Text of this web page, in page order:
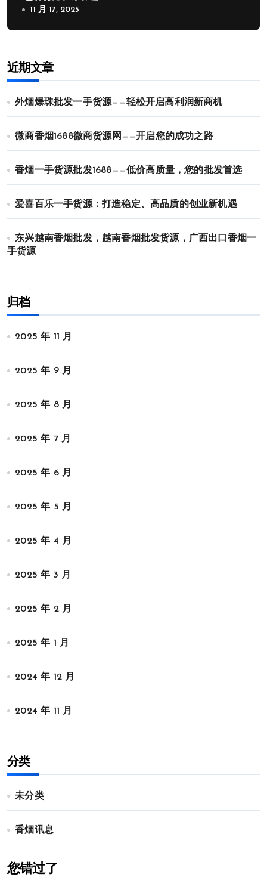
11 月 17, 2025
近期文章
外烟爆珠批发一手货源——轻松开启高利润新商机
微商香烟1688微商货源网——开启您的成功之路
香烟一手货源批发1688——低价高质量，您的批发首选
爱喜百乐一手货源：打造稳定、高品质的创业新机遇
东兴越南香烟批发，越南香烟批发货源，广西出口香烟一
手货源
归档
2025 年 11 月
2025 年 9 月
2025 年 8 月
2025 年 7 月
2025 年 6 月
2025 年 5 月
2025 年 4 月
2025 年 3 月
2025 年 2 月
2025 年 1 月
2024 年 12 月
2024 年 11 月
分类
未分类
香烟讯息
您错过了